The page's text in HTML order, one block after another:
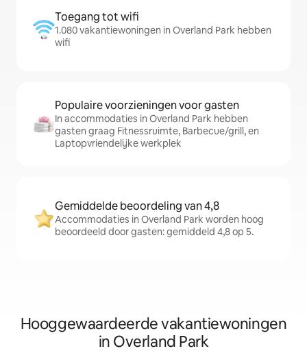
Toegang tot wifi
1.080 vakantiewoningen in Overland Park hebben
wifi
Populaire voorzieningen voor gasten
In accommodaties in Overland Park hebben
gasten graag Fitnessruimte, Barbecue/grill, en
Laptopvriendelijke werkplek
Gemiddelde beoordeling van 4,8
Accommodaties in Overland Park worden hoog
beoordeeld door gasten: gemiddeld 4,8 op 5.
Hooggewaardeerde vakantiewoningen
in Overland Park